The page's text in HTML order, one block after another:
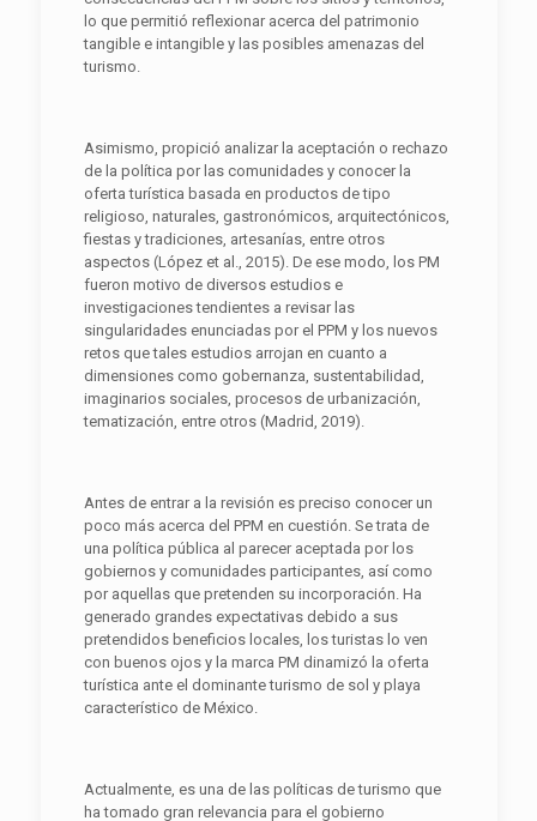
lo que permitió reflexionar acerca del patrimonio
tangible e intangible y las posibles amenazas del
turismo.
Asimismo, propició analizar la aceptación o rechazo
de la política por las comunidades y conocer la
oferta turística basada en productos de tipo
religioso, naturales, gastronómicos, arquitectónicos,
fiestas y tradiciones, artesanías, entre otros
aspectos (López et al., 2015). De ese modo, los PM
fueron motivo de diversos estudios e
investigaciones tendientes a revisar las
singularidades enunciadas por el PPM y los nuevos
retos que tales estudios arrojan en cuanto a
dimensiones como gobernanza, sustentabilidad,
imaginarios sociales, procesos de urbanización,
tematización, entre otros (Madrid, 2019).
Antes de entrar a la revisión es preciso conocer un
poco más acerca del PPM en cuestión. Se trata de
una política pública al parecer aceptada por los
gobiernos y comunidades participantes, así como
por aquellas que pretenden su incorporación. Ha
generado grandes expectativas debido a sus
pretendidos beneficios locales, los turistas lo ven
con buenos ojos y la marca PM dinamizó la oferta
turística ante el dominante turismo de sol y playa
característico de México.
Actualmente, es una de las políticas de turismo que
ha tomado gran relevancia para el gobierno